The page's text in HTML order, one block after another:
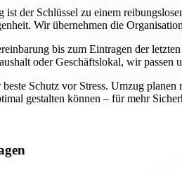
ist der Schlüssel zu einem
Wir übernehmen die
bis zum Eintragen der
oder Geschäftslokal, wir passen
Schutz vor Stress. Umzug
gestalten können – für mehr